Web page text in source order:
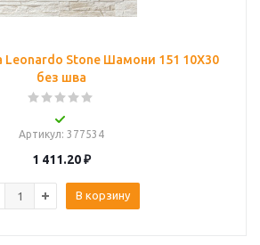
Leonardo Stone Шамони 151 10Х30
без шва
Артикул: 377534
1 411.20₽
В корзину